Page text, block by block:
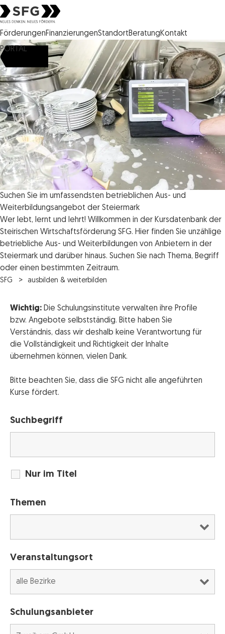
Steirische Wirtschaftsförderungsgesellschaft mbH SFG Logo
FörderungenFinanzierungenStandortBeratungKontakt
PORTAL
Suchen Sie im umfassendsten betrieblichen Aus- und
Weiterbildungsangebot der Steiermark
Wer lebt, lernt und lehrt! Willkommen in der Kursdatenbank der
Steirischen Wirtschaftsförderung SFG. Hier finden Sie unzählige
betriebliche Aus- und Weiterbildungen von Anbietern in der
Steiermark und darüber hinaus. Suchen Sie nach Thema, Begriff
oder einen bestimmten Zeitraum.
SFG ausbilden & weiterbilden
Wichtig: Die Schulungsinstitute verwalten ihre Profile
bzw. Angebote selbstständig. Bitte haben Sie
Verständnis, dass wir deshalb keine Verantwortung für
die Vollständigkeit und Richtigkeit der Inhalte
übernehmen können, vielen Dank.
Bitte beachten Sie, dass die SFG nicht alle angeführten
Kurse fördert.
Suchbegriff
Nur im Titel
Themen
Veranstaltungsort
Schulungsanbieter